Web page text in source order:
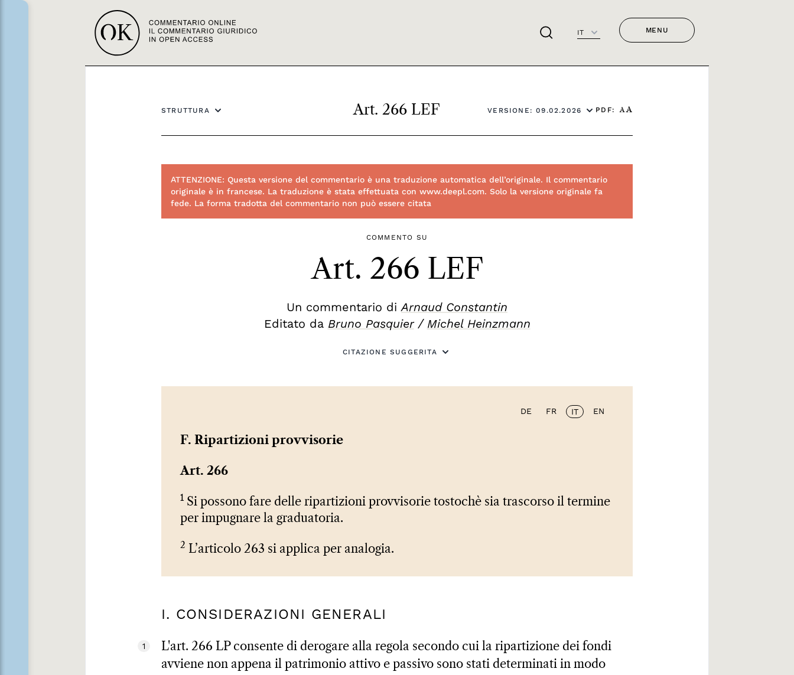
IT MENU
STRUTTURA Art. 266 LEF VERSIONE: 09.02.2026 PDF: A A
ATTENZIONE: Questa versione del commentario è una traduzione automatica dell’originale. Il commentario
originale è in francese. La traduzione è stata effettuata con www.deepl.com. Solo la versione originale fa
fede. La forma tradotta del commentario non può essere citata
COMMENTO SU
Art. 266 LEF
Un commentario di Arnaud Constantin
Editato da Bruno Pasquier/ Michel Heinzmann
CITAZIONE SUGGERITA
DE FR IT EN
F. Ripartizioni provvisorie
Art. 266
1 Si possono fare delle ripartizioni provvisorie tostochè sia trascorso il termine
per impugnare la graduatoria.
2 L’articolo 263 si applica per analogia.
I. CONSIDERAZIONI GENERALI
1
L'art. 266 LP consente di derogare alla regola secondo cui la ripartizione dei fondi
avviene non appena il patrimonio attivo e passivo sono stati determinati in modo